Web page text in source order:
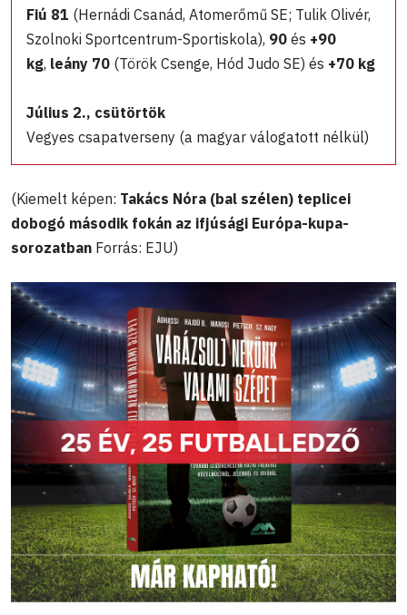
Fiú 81 (Hernádi Csanád, Atomerőmű SE; Tulik Olivér,
Szolnoki Sportcentrum-Sportiskola), 90 és +90
kg, leány 70 (Török Csenge, Hód Judo SE) és +70 kg
Július 2., csütörtök
Vegyes csapatverseny (a magyar válogatott nélkül)
(Kiemelt képen: Takács Nóra (bal szélen) teplicei
dobogó második fokán az ifjúsági Európa-kupa-
sorozatban Forrás: EJU)